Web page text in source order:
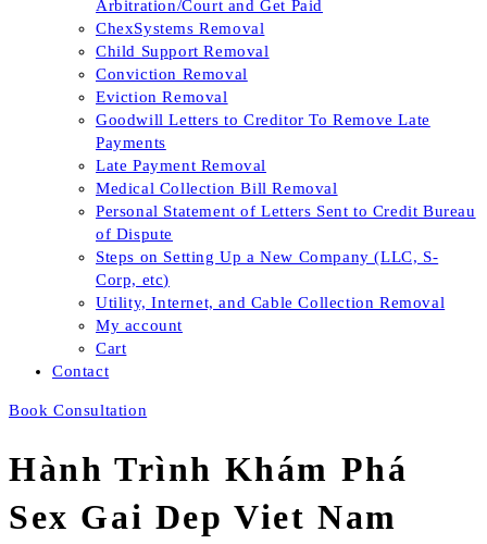
Arbitration/Court and Get Paid
ChexSystems Removal
Child Support Removal
Conviction Removal
Eviction Removal
Goodwill Letters to Creditor To Remove Late
Payments
Late Payment Removal
Medical Collection Bill Removal
Personal Statement of Letters Sent to Credit Bureau
of Dispute
Steps on Setting Up a New Company (LLC, S-
Corp, etc)
Utility, Internet, and Cable Collection Removal
My account
Cart
Contact
Book Consultation
Hành Trình Khám Phá
Sex Gai Dep Viet Nam